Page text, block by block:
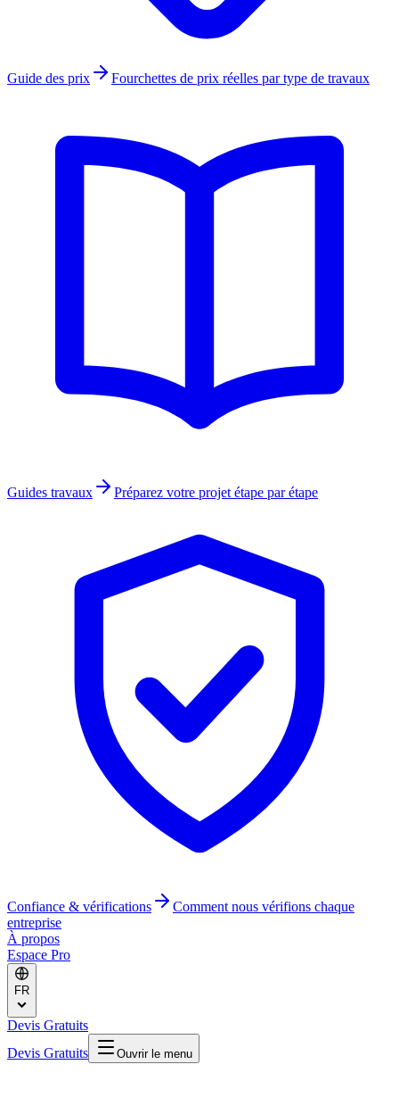
Guide des prix Fourchettes de prix réelles par type de travaux
Guides travaux Préparez votre projet étape par étape
Confiance & vérifications
Comment nous vérifions chaque
entreprise
À propos
Espace Pro
FR
Devis Gratuits
Devis Gratuits
Ouvrir le menu